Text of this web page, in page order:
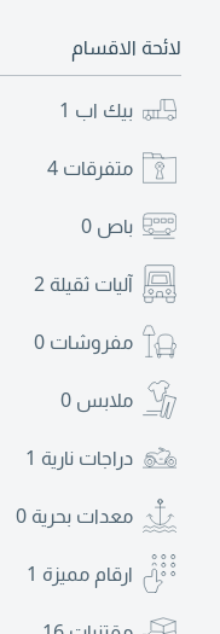
لائحة الاقسام
بيك اب 1
متفرقات 4
باص 0
آليات ثقيلة 2
مفروشات 0
ملابس 0
دراجات نارية 1
معدات بحرية 0
ارقام مميزة 1